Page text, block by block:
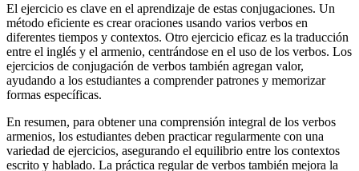
El ejercicio es clave en el aprendizaje de estas conjugaciones. Un
método eficiente es crear oraciones usando varios verbos en
diferentes tiempos y contextos. Otro ejercicio eficaz es la traducción
entre el inglés y el armenio, centrándose en el uso de los verbos. Los
ejercicios de conjugación de verbos también agregan valor,
ayudando a los estudiantes a comprender patrones y memorizar
formas específicas.
En resumen, para obtener una comprensión integral de los verbos
armenios, los estudiantes deben practicar regularmente con una
variedad de ejercicios, asegurando el equilibrio entre los contextos
escrito y hablado. La práctica regular de verbos también mejora la